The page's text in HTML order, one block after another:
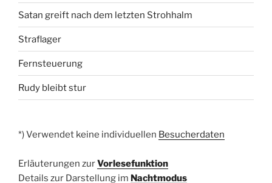
Satan greift nach dem letzten Strohhalm
Straflager
Fernsteuerung
Rudy bleibt stur
*) Verwendet keine individuellen Besucherdaten
Erläuterungen zurVorlesefunktion
Details zur Darstellung im Nachtmodus